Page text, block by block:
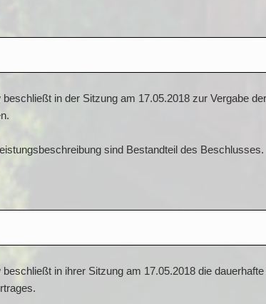
in der Sitzung am 17.05.2018 zur Vergabe
sind Bestandteil des Beschlusses.
in ihrer Sitzung am 17.05.2018 die